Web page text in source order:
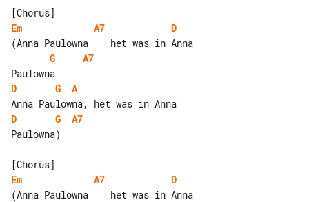
Em
A7
D
G
A7
D
G
A
D
G
A7
Paulowna)
Em
A7
D